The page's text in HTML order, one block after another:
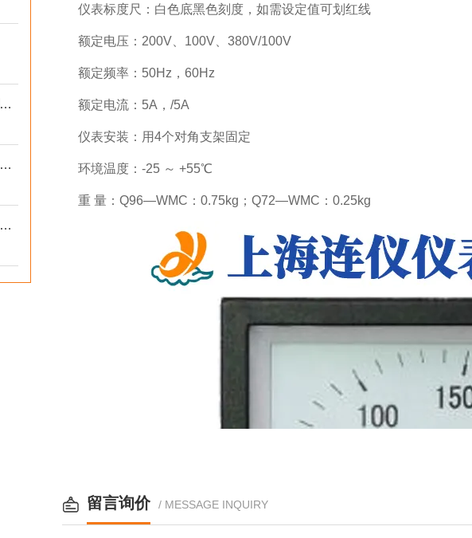
膜盒压力表和隔膜压力表的主要区别在哪里
氧化锆氧量分析仪故障原因分析与防范措施
流量测量仪表的原理、分类及选型方法详解
仪表标度尺：白色底黑色刻度，如需设定值可划红线
额定电压：200V、100V、380V/100V
额定频率：50Hz，60Hz
额定电流：5A，/5A
仪表安装：用4个对角支架固定
环境温度：-25 ～ +55℃
重 量：Q96—WMC：0.75kg；Q72—WMC：0.25kg
留言询价 / MESSAGE INQUIRY